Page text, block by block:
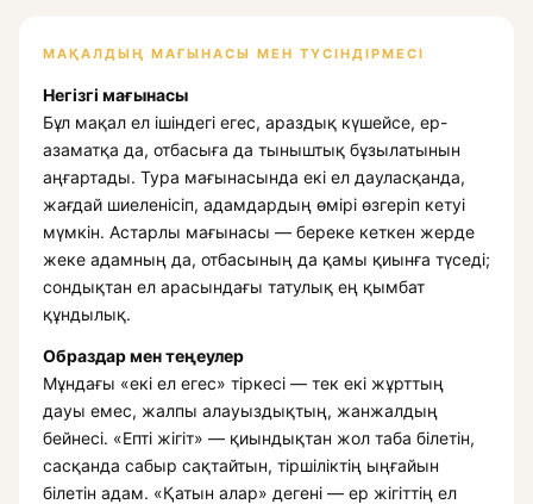
МАҚАЛДЫҢ МАҒЫНАСЫ МЕН ТҮСІНДІРМЕСІ
Негізгі мағынасы
Бұл мақал ел ішіндегі егес, араздық күшейсе, ер-
азаматқа да, отбасыға да тыныштық бұзылатынын
аңғартады. Тура мағынасында екі ел дауласқанда,
жағдай шиеленісіп, адамдардың өмірі өзгеріп кетуі
мүмкін. Астарлы мағынасы — береке кеткен жерде
жеке адамның да, отбасының да қамы қиынға түседі;
сондықтан ел арасындағы татулық ең қымбат
құндылық.
Образдар мен теңеулер
Мұндағы «екі ел егес» тіркесі — тек екі жұрттың
дауы емес, жалпы алауыздықтың, жанжалдың
бейнесі. «Епті жігіт» — қиындықтан жол таба білетін,
сасқанда сабыр сақтайтын, тіршіліктің ыңғайын
білетін адам. «Қатын алар» дегені — ер жігіттің ел